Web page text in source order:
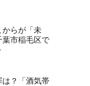
らが「未
市稲毛区で
？「酒気帯